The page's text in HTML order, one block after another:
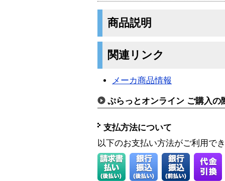
商品説明
関連リンク
メーカ商品情報
ぷらっとオンライン ご購入の
支払方法について
以下のお支払い方法がご利用で